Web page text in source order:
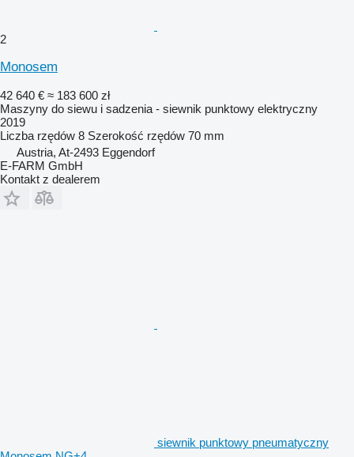
2
Monosem
42 640 € ≈ 183 600 zł
Maszyny do siewu i sadzenia - siewnik punktowy elektryczny
2019
Liczba rzędów 8 Szerokość rzędów 70 mm
Austria, At-2493 Eggendorf
E-FARM GmbH
Kontakt z dealerem
siewnik punktowy pneumatyczny